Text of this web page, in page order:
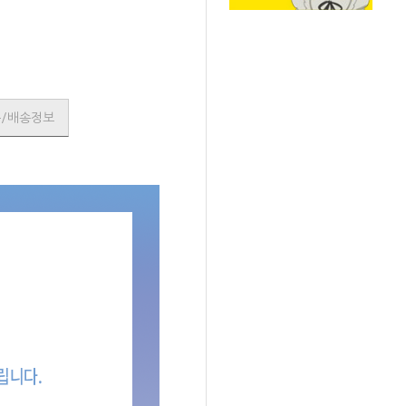
배송정보